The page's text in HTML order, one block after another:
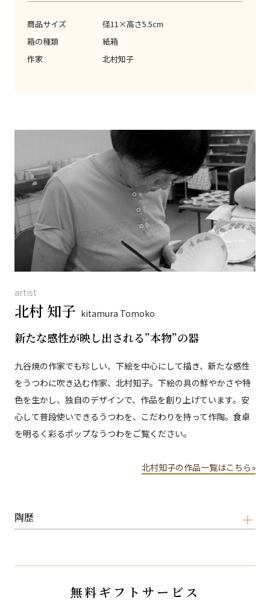
商品サイズ
径11×高さ5.5cm
箱の種類
紙箱
作家
北村知子
artist
北村 知子 kitamura Tomoko
新たな感性が映し出される”本物”の器
九谷焼の作家でも珍しい、下絵を中心にして描き、新たな感性
をうつわに吹き込む作家、北村知子。下絵の具の鮮やかさや特
色を生かし、独自のデザインで、作品を創り上げています。安
心して普段使いできるうつわを、こだわりを持って作陶。食卓
を明るく彩るポップなうつわをご覧ください。
北村知子の作品一覧はこちら»
陶歴
無料ギフトサービス